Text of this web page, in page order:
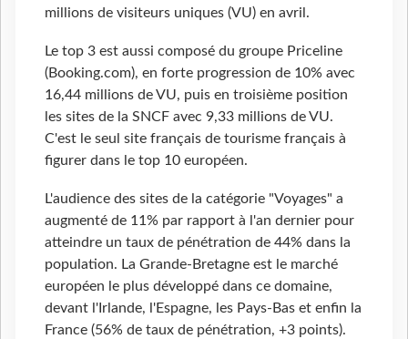
millions de visiteurs uniques (VU) en avril.
Le top 3 est aussi composé du groupe Priceline
(Booking.com), en forte progression de 10% avec
16,44 millions de VU, puis en troisième position
les sites de la SNCF avec 9,33 millions de VU.
C'est le seul site français de tourisme français à
figurer dans le top 10 européen.
L'audience des sites de la catégorie "Voyages" a
augmenté de 11% par rapport à l'an dernier pour
atteindre un taux de pénétration de 44% dans la
population. La Grande-Bretagne est le marché
européen le plus développé dans ce domaine,
devant l'Irlande, l'Espagne, les Pays-Bas et enfin la
France (56% de taux de pénétration, +3 points).